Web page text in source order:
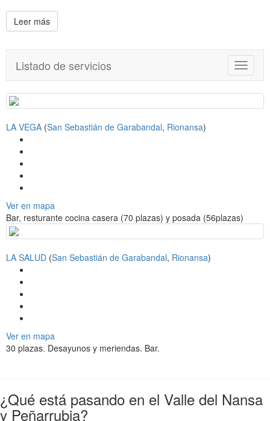
Leer más
T
o
g
t
i
o
Listado de servicios
LA VEGA (San Sebastián de Garabandal, Rionansa)
Ver en mapa
Bar, resturante cocina casera (70 plazas) y posada (56plazas)
LA SALUD (San Sebastián de Garabandal, Rionansa)
Ver en mapa
30 plazas. Desayunos y meriendas. Bar.
¿Qué está pasando en el Valle del Nansa
y Peñarrubia?